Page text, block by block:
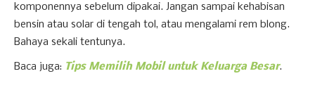
komponennya sebelum dipakai. Jangan sampai kehabisan
bensin atau solar di tengah tol, atau mengalami rem blong.
Bahaya sekali tentunya.
Baca juga: Tips Memilih Mobil untuk Keluarga Besar.